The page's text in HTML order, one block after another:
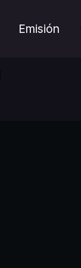
Emisión